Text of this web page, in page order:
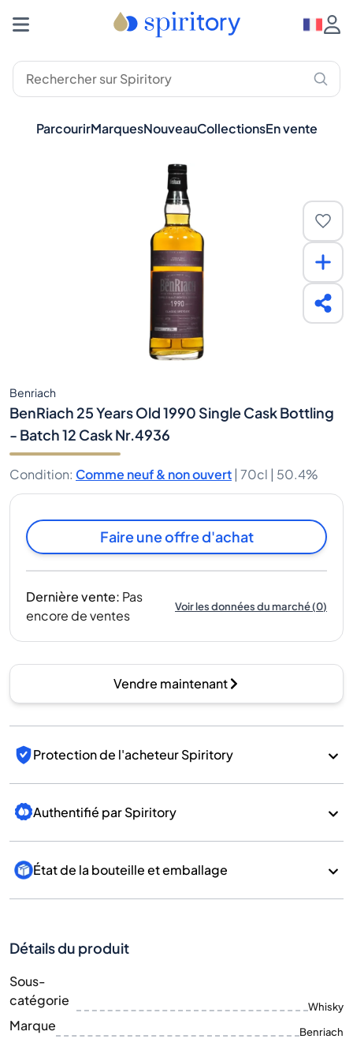
ParcourirMarquesNouveauCollectionsEn vente
Benriach
BenRiach 25 Years Old 1990 Single Cask Bottling
- Batch 12 Cask Nr.4936
Condition: Comme neuf & non ouvert | 70cl | 50.4%
Faire une offre d'achat
Dernière vente: Pas
encore de ventes
Voir les données du marché(0)
Vendre maintenant
Protection de l'acheteur Spiritory
Authentifié par Spiritory
État de la bouteille et emballage
Détails du produit
Sous-
catégorie
Whisky
Marque Benriach